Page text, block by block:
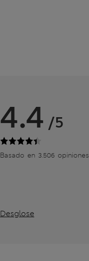
4.4 /5
Basado en 3.506 opiniones
Desglose